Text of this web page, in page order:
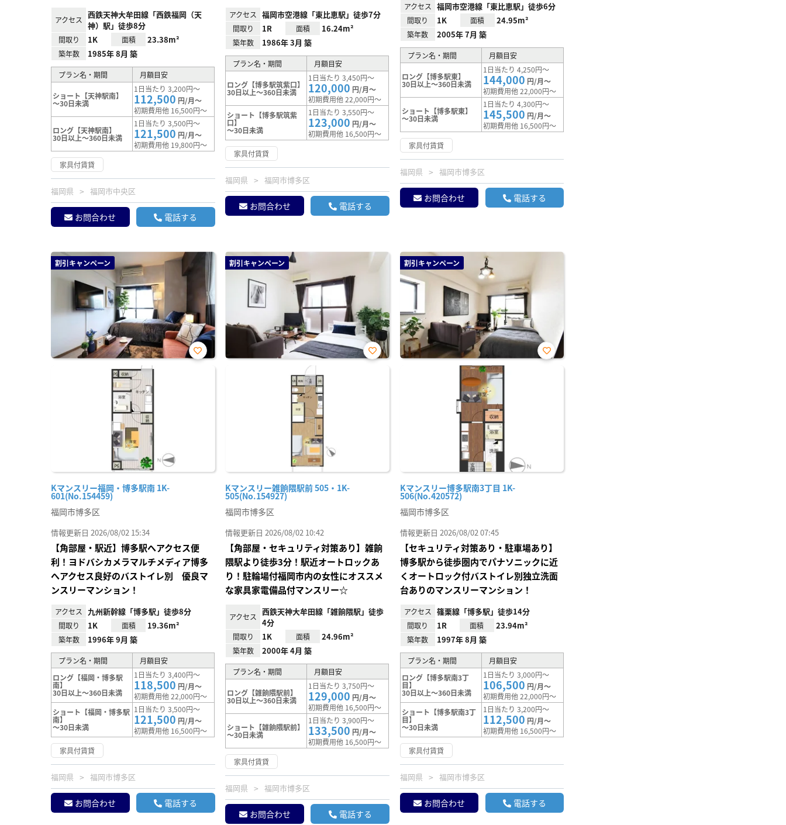
アクセス
西鉄天神大牟田線「西鉄福岡（天
神）駅」徒歩8分
間取り 1K 面積 23.38m²
築年数 1985年 8月 築
プラン名・期間 月額目安
ショート【天神駅南】
～30日未満
1日当たり 3,200円～
112,500 円/月～
初期費用他 16,500円～
ロング【天神駅南】
30日以上～360日未満
1日当たり 3,500円～
121,500 円/月～
初期費用他 19,800円～
家具付賃貸
福岡県 福岡市中央区
お問合わせ 電話する
アクセス 福岡市空港線「東比恵駅」徒歩7分
間取り 1R 面積 16.24m²
築年数 1986年 3月 築
プラン名・期間 月額目安
ロング【博多駅筑紫口】
30日以上～360日未満
1日当たり 3,450円～
120,000 円/月～
初期費用他 22,000円～
ショート【博多駅筑紫
口】
～30日未満
1日当たり 3,550円～
123,000 円/月～
初期費用他 16,500円～
家具付賃貸
福岡県 福岡市博多区
お問合わせ 電話する
アクセス 福岡市空港線「東比恵駅」徒歩6分
間取り 1K 面積 24.95m²
築年数 2005年 7月 築
プラン名・期間 月額目安
ロング【博多駅東】
30日以上～360日未満
1日当たり 4,250円～
144,000 円/月～
初期費用他 22,000円～
ショート【博多駅東】
～30日未満
1日当たり 4,300円～
145,500 円/月～
初期費用他 16,500円～
家具付賃貸
福岡県 福岡市博多区
お問合わせ 電話する
割引キャンペーン
Kマンスリー福岡・博多駅南 1K-
601(No.154459)
お気
福岡市博多区
情報更新日 2026/08/02 15:34
【角部屋・駅近】博多駅へアクセス便
利！ヨドバシカメラマルチメディア博多
へアクセス良好のバストイレ別 優良マ
ンスリーマンション！
アクセス 九州新幹線「博多駅」徒歩8分
間取り 1K 面積 19.36m²
築年数 1996年 9月 築
プラン名・期間
月額目安
ロング【福岡・博多駅
南】
30日以上～360日未満
1日当たり 3,400円～
118,500 円/月～
初期費用他 22,000円～
ショート【福岡・博多駅
南】
～30日未満
1日当たり 3,500円～
121,500 円/月～
初期費用他 16,500円～
家具付賃貸
福岡県 福岡市博多区
お問合わせ 電話する
割引キャンペーン
Kマンスリー雑餉隈駅前 505・1K-
505(No.154927)
お気
福岡市博多区
情報更新日 2026/08/02 10:42
【角部屋・セキュリティ対策あり】雑餉
隈駅より徒歩3分！駅近オートロックあ
り！駐輪場付福岡市内の女性にオススメ
な家具家電備品付マンスリー☆
アクセス
西鉄天神大牟田線「雑餉隈駅」徒歩
4分
間取り 1K 面積 24.96m²
築年数 2000年 4月 築
プラン名・期間 月額目安
ロング【雑餉隈駅前】
30日以上～360日未満
1日当たり 3,750円～
129,000 円/月～
初期費用他 16,500円～
ショート【雑餉隈駅前】
～30日未満
1日当たり 3,900円～
133,500 円/月～
初期費用他 16,500円～
家具付賃貸
福岡県 福岡市博多区
お問合わせ 電話する
割引キャンペーン
Kマンスリー博多駅南3丁目 1K-
506(No.420572)
お気
福岡市博多区
情報更新日 2026/08/02 07:45
【セキュリティ対策あり・駐車場あり】
博多駅から徒歩圏内でパナソニックに近
くオートロック付バストイレ別独立洗面
台ありのマンスリーマンション！
アクセス 篠栗線「博多駅」徒歩14分
間取り 1R 面積 23.94m²
築年数 1997年 8月 築
プラン名・期間
月額目安
ロング【博多駅南3丁
目】
30日以上～360日未満
1日当たり 3,000円～
106,500 円/月～
初期費用他 22,000円～
ショート【博多駅南3丁
目】
～30日未満
1日当たり 3,200円～
112,500 円/月～
初期費用他 16,500円～
家具付賃貸
福岡県 福岡市博多区
お問合わせ 電話する